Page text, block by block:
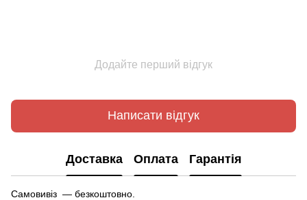
Додайте перший відгук
Написати відгук
Доставка Оплата Гарантія
Самовивіз — безкоштовно.